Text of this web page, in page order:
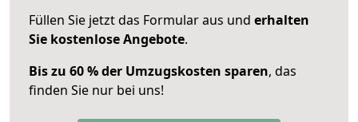
Füllen Sie jetzt das Formular aus und erhalten
Sie kostenlose Angebote.
Bis zu 60 % der Umzugskosten sparen, das
finden Sie nur bei uns!